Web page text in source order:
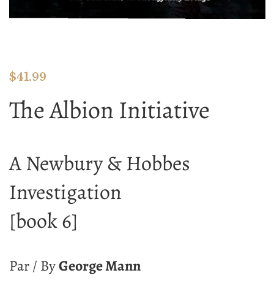
$41.99
The Albion Initiative
A Newbury & Hobbes
Investigation
[book 6]
Par / ByGeorge Mann